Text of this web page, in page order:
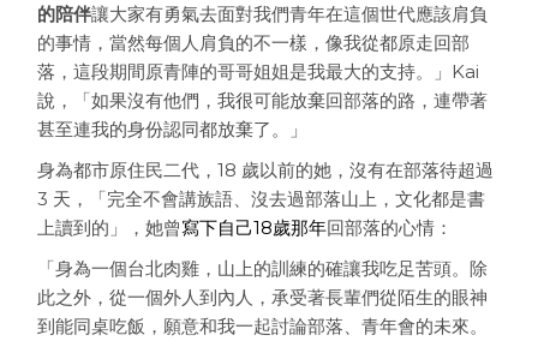
的陪伴讓大家有勇氣去面對我們青年在這個世代應該肩負
的事情，當然每個人肩負的不一樣，像我從都原走回部
落，這段期間原青陣的哥哥姐姐是我最大的支持。」Kai
說，「如果沒有他們，我很可能放棄回部落的路，連帶著
甚至連我的身份認同都放棄了。」
身為都市原住民二代，18 歲以前的她，沒有在部落待超過
3 天，「完全不會講族語、沒去過部落山上，文化都是書
上讀到的」，她曾寫下自己18歲那年回部落的心情：
「身為一個台北肉雞，山上的訓練的確讓我吃足苦頭。除
此之外，從一個外人到內人，承受著長輩們從陌生的眼神
到能同桌吃飯，願意和我一起討論部落、青年會的未來。